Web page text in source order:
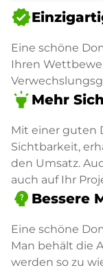
verified
Eine schöne
Ihren
highlight Mehr
Mit einer guten
Sichtbarkeit,
den Umsatz.
auch auf Ihr
psychology_alt Bessere
Eine schöne
Man behält die
werden so zu